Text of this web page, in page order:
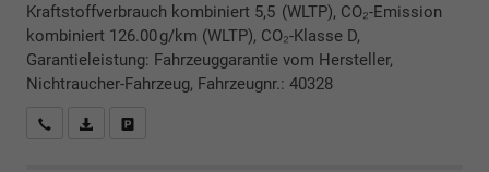
Kraftstoffverbrauch kombiniert 5,5 (WLTP), CO₂-Emission
kombiniert 126.00 g/km (WLTP), CO₂-Klasse D,
Garantieleistung: Fahrzeuggarantie vom Hersteller,
Nichtraucher-Fahrzeug, Fahrzeugnr.: 40328
Rückrufbitte absenden
PDF-Datei, Fahrzeugexposé drucken